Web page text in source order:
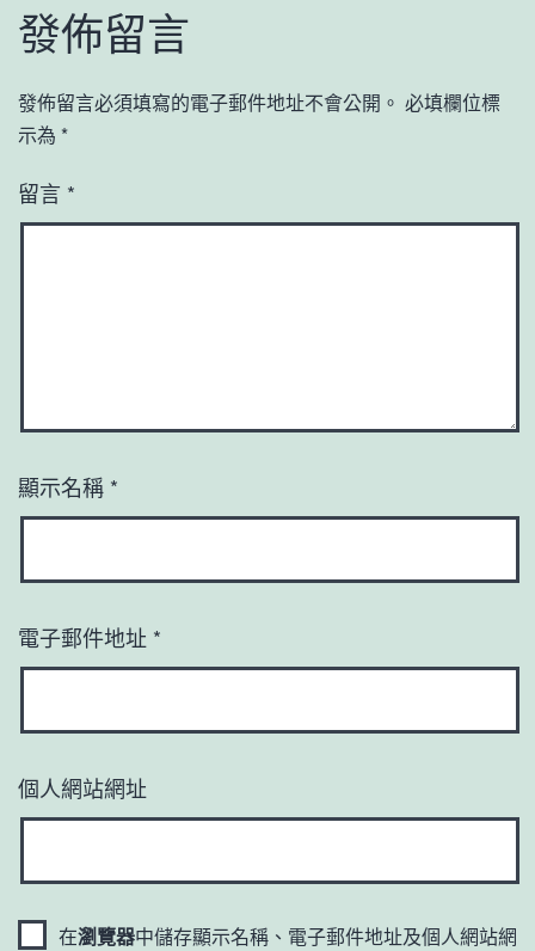
發佈留言
發佈留言必須填寫的電子郵件地址不會公開。 必填欄位標
示為 *
留言 *
顯示名稱 *
電子郵件地址 *
個人網站網址
在瀏覽器中儲存顯示名稱、電子郵件地址及個人網站網